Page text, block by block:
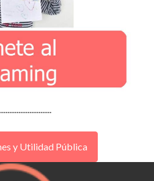
y Utilidad Pública